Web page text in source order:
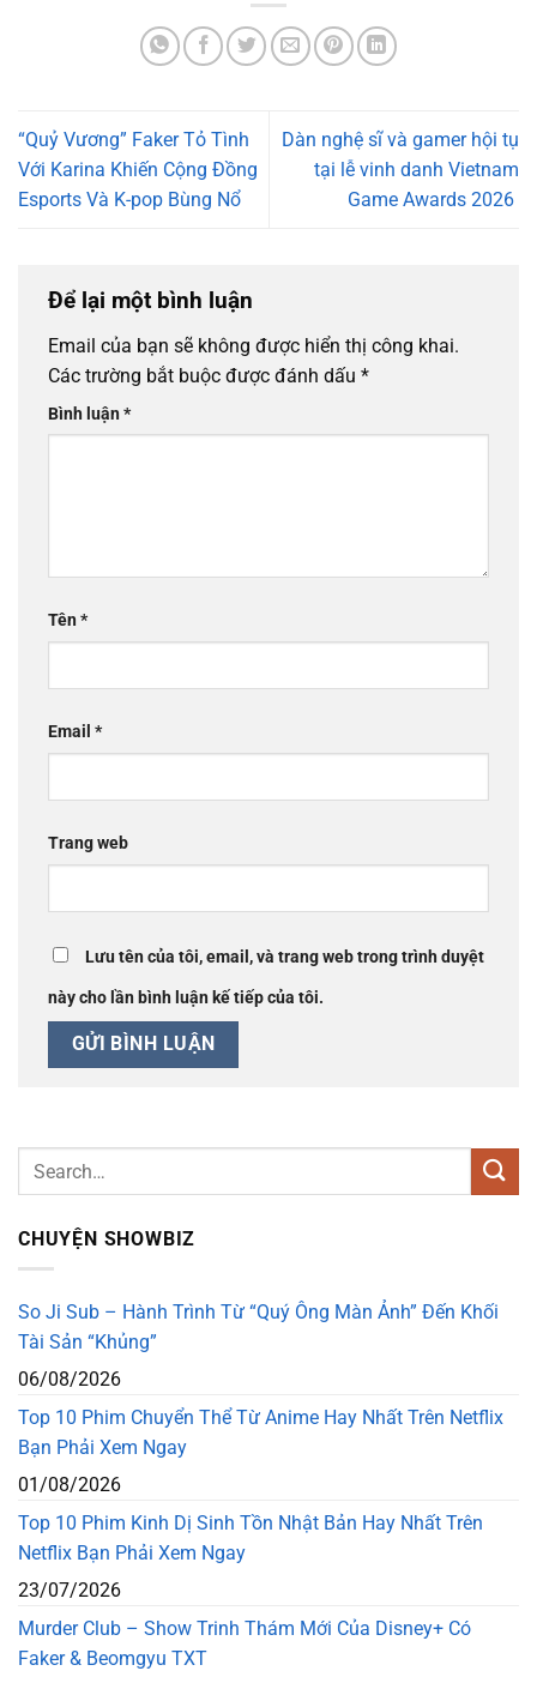
“Quỷ Vương” Faker Tỏ Tình
Với Karina Khiến Cộng Đồng
Esports Và K-pop Bùng Nổ
Dàn nghệ sĩ và gamer hội tụ
tại lễ vinh danh Vietnam
Game Awards 2026
Để lại một bình luận
Email của bạn sẽ không được hiển thị công khai.
Các trường bắt buộc được đánh dấu *
Bình luận*
Tên*
Email *
Trang web
Lưu tên của tôi, email, và trang web trong trình duyệt
này cho lần bình luận kế tiếp của tôi.
CHUYỆN SHOWBIZ
So Ji Sub – Hành Trình Từ “Quý Ông Màn Ảnh” Đến Khối
Tài Sản “Khủng”
06/08/2026
Top 10 Phim Chuyển Thể Từ Anime Hay Nhất Trên Netflix
Bạn Phải Xem Ngay
01/08/2026
Top 10 Phim Kinh Dị Sinh Tồn Nhật Bản Hay Nhất Trên
Netflix Bạn Phải Xem Ngay
23/07/2026
Murder Club – Show Trinh Thám Mới Của Disney+ Có
Faker & Beomgyu TXT